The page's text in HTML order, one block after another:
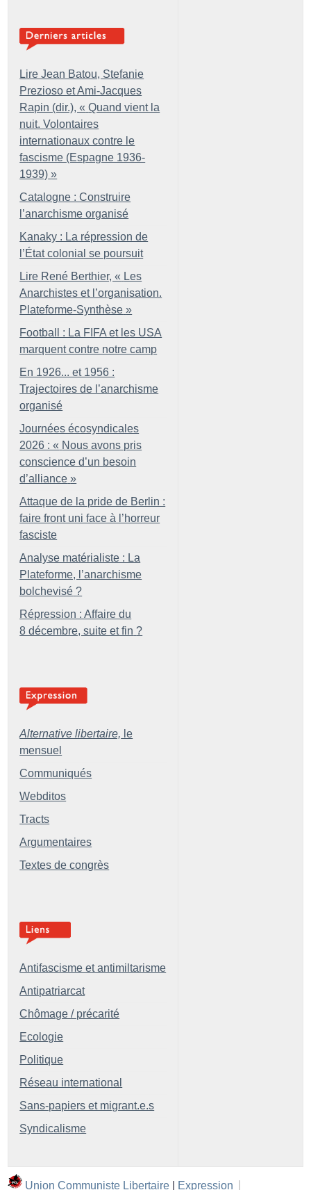
Lire Jean Batou, Stefanie
Prezioso et Ami-Jacques
Rapin (dir.), « Quand vient la
nuit. Volontaires
internationaux contre le
fascisme (Espagne 1936-
1939) »
Catalogne : Construire
l’anarchisme organisé
Kanaky : La répression de
l’État colonial se poursuit
Lire René Berthier, « Les
Anarchistes et l’organisation.
Plateforme-Synthèse »
Football : La FIFA et les USA
marquent contre notre camp
En 1926... et 1956 :
Trajectoires de l’anarchisme
organisé
Journées écosyndicales
2026 : « Nous avons pris
conscience d’un besoin
d’alliance »
Attaque de la pride de Berlin :
faire front uni face à l’horreur
fasciste
Analyse matérialiste : La
Plateforme, l’anarchisme
bolchevisé ?
Répression : Affaire du
8 décembre, suite et fin ?
Alternative libertaire, le
mensuel
Communiqués
Webditos
Tracts
Argumentaires
Textes de congrès
Antifascisme et antimiltarisme
Antipatriarcat
Chômage / précarité
Ecologie
Politique
Réseau international
Sans-papiers et migrant.e.s
Syndicalisme
Union Communiste Libertaire | Expression